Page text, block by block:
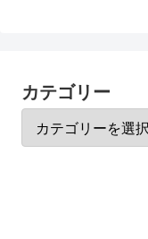
カテゴリー